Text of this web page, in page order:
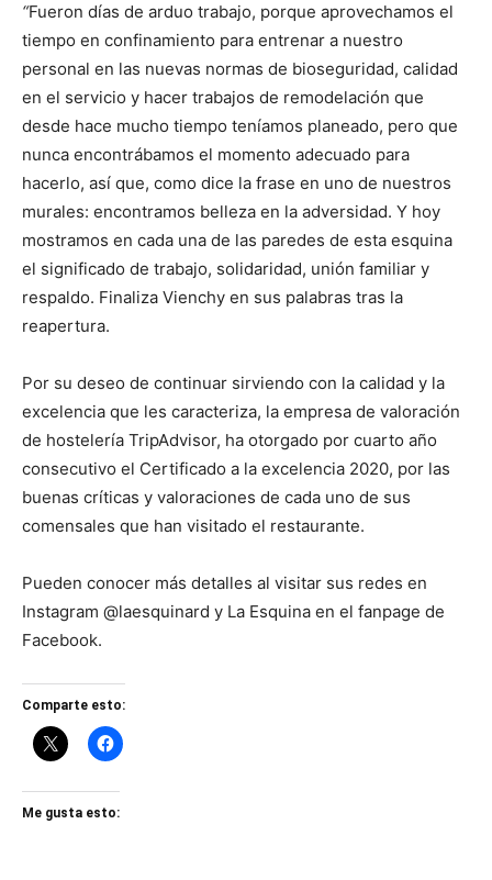
“Fueron días de arduo trabajo, porque aprovechamos el
tiempo en confinamiento para entrenar a nuestro
personal en las nuevas normas de bioseguridad, calidad
en el servicio y hacer trabajos de remodelación que
desde hace mucho tiempo teníamos planeado, pero que
nunca encontrábamos el momento adecuado para
hacerlo, así que, como dice la frase en uno de nuestros
murales: encontramos belleza en la adversidad. Y hoy
mostramos en cada una de las paredes de esta esquina
el significado de trabajo, solidaridad, unión familiar y
respaldo. Finaliza Vienchy en sus palabras tras la
reapertura.
Por su deseo de continuar sirviendo con la calidad y la
excelencia que les caracteriza, la empresa de valoración
de hostelería TripAdvisor, ha otorgado por cuarto año
consecutivo el Certificado a la excelencia 2020, por las
buenas críticas y valoraciones de cada uno de sus
comensales que han visitado el restaurante.
Pueden conocer más detalles al visitar sus redes en
Instagram @laesquinard y La Esquina en el fanpage de
Facebook.
Comparte esto:
Me gusta esto: